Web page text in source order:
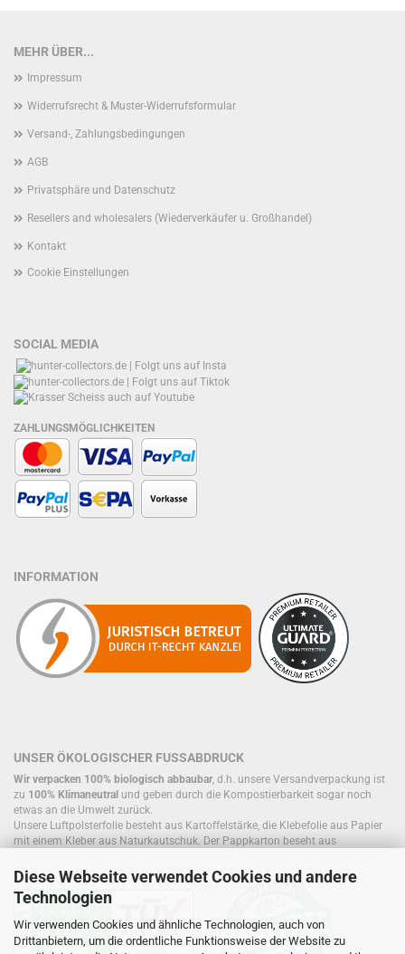
Diese Webseite verwendet Cookies und andere
Technologien
Wir verwenden Cookies und ähnliche Technologien, auch von
Drittanbietern, um die ordentliche Funktionsweise der Website zu
MEHR ÜBER...
Impressum
Widerrufsrecht & Muster-Widerrufsformular
Versand-, Zahlungsbedingungen
AGB
Privatsphäre und Datenschutz
Resellers and wholesalers (Wiederverkäufer u. Großhandel)
Kontakt
Cookie Einstellungen
SOCIAL MEDIA
ZAHLUNGSMÖGLICHKEITEN
INFORMATION
UNSER ÖKOLOGISCHER FUSSABDRUCK
Wir verpacken 100% biologisch abbaubar, d.h. unsere Versandverpackung ist
zu 100% Klimaneutral und geben durch die Kompostierbarkeit sogar noch
etwas an die Umwelt zurück.
Unsere Luftpolsterfolie besteht aus Kartoffelstärke, die Klebefolie aus Papier
mit einem Kleber aus Naturkautschuk. Der Pappkarton beseht aus
Füllmaterial, bereits im Kreislauf befinden.